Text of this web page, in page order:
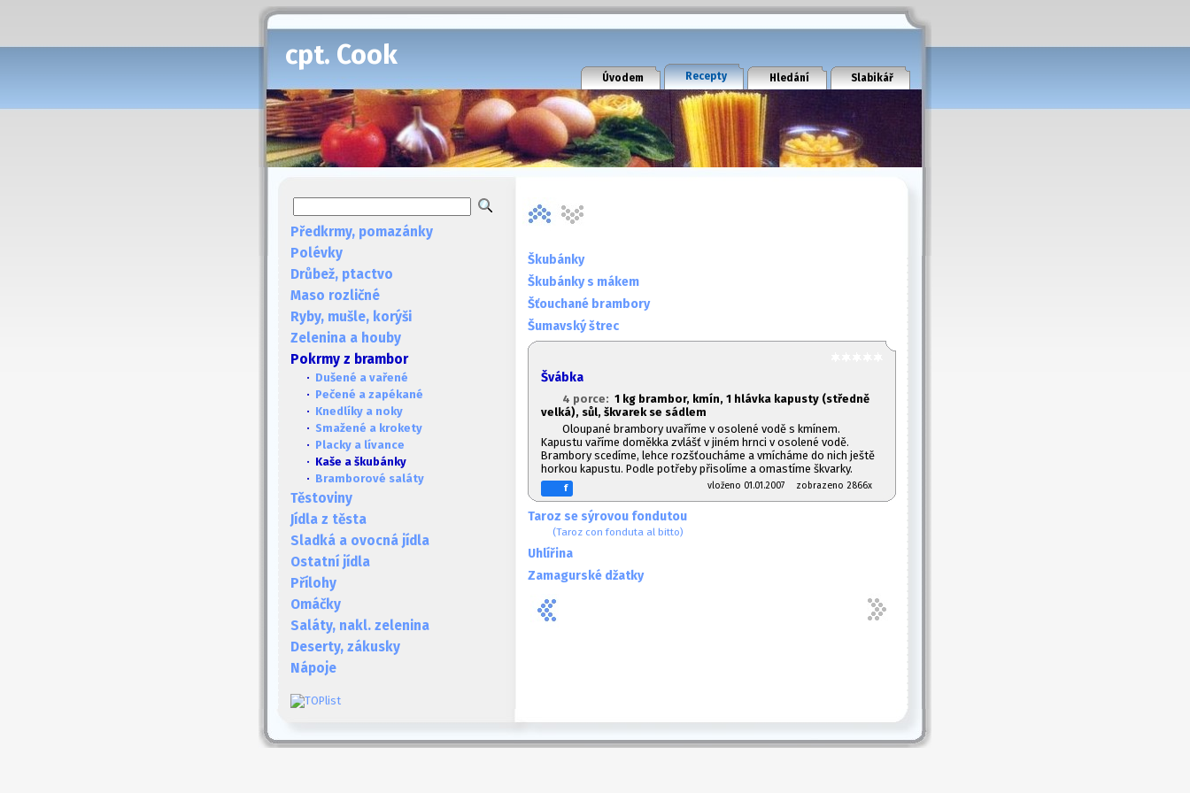
cpt. Cook
Úvodem Recepty Hledání Slabikář
Předkrmy, pomazánky
Polévky
Drůbež, ptactvo
Maso rozličné
Ryby, mušle, korýši
Zelenina a houby
Pokrmy z brambor
· Dušené a vařené
· Pečené a zapékané
· Knedlíky a noky
· Smažené a krokety
· Placky a lívance
· Kaše a škubánky
· Bramborové saláty
Těstoviny
Jídla z těsta
Sladká a ovocná jídla
Ostatní jídla
Přílohy
Omáčky
Saláty, nakl. zelenina
Deserty, zákusky
Nápoje
Škubánky
Škubánky s mákem
Šťouchané brambory
Šumavský štrec
Švábka
4 porce: 1 kg brambor, kmín, 1 hlávka kapusty (středně
velká), sůl, škvarek se sádlem
Oloupané brambory uvaříme v osolené vodě s kmínem.
Kapustu vaříme doměkka zvlášť v jiném hrnci v osolené vodě.
Brambory scedíme, lehce rozšťoucháme a vmícháme do nich ještě
horkou kapustu. Podle potřeby přisolíme a omastíme škvarky.
f vloženo 01.01.2007 zobrazeno 2866x
Taroz se sýrovou fondutou
(Taroz con fonduta al bitto)
Uhlířina
Zamagurské džatky